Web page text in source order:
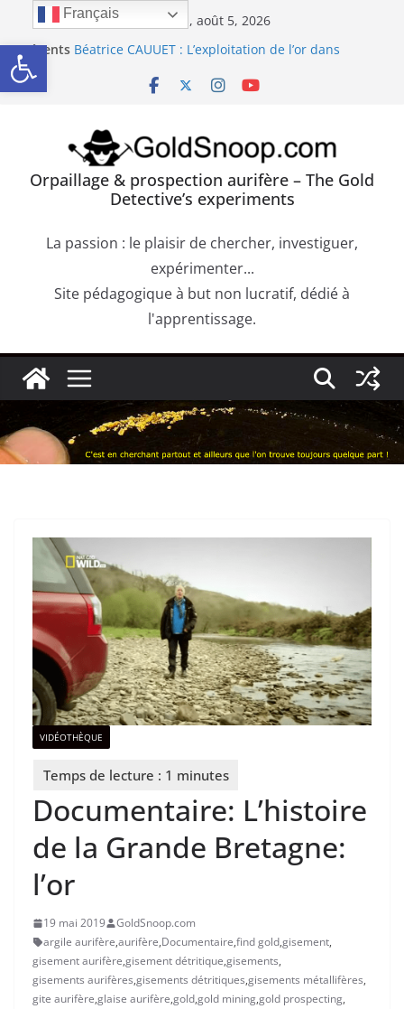
Ouvrir la barre d’outils
Passer
contenu
mercredi, août 5, 2026
Récents
:
Béatrice CAUUET : L’exploitation de l’or dans
Précipité de la Pourpre de Cassius. Comment
Trouver de l’or sur les failles du bedrock dans les
dépôts aurifères et les moquettes de racines
Orpaillage : chercher de l’or dans les alluvions
entre des obstacles
Orpaillage : chercher de l’or dans les dépôts sur le
Orpaillage & prospection aurifère – The Gold
Detective’s experiments
La passion : le plaisir de chercher, investiguer,
expérimenter...
Site pédagogique à but non lucratif, dédié à
l'apprentissage.
VIDÉOTHÈQUE
Documentaire: L’histoire
de la Grande Bretagne:
l’or
19 mai 2019
GoldSnoop.com
argile aurifère,aurifère,Documentaire,find gold,gisement,
gisement aurifère,gisement détritique,gisements,
gisements aurifères,gisements détritiques,gisements métallifères,
gite aurifère,glaise aurifère,gold,gold mining,gold prospecting,
Français